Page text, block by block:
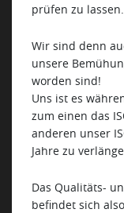
prüfen zu lassen.
Wir sind denn
unsere
worden sind!
Uns ist es
zum einen das
anderen unser
Jahre zu
Das Qualitäts-
befindet sich